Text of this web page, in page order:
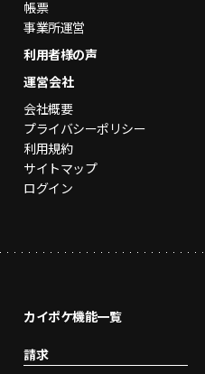
帳票
事業所運営
利用者様の声
運営会社
会社概要
プライバシーポリシー
利用規約
サイトマップ
ログイン
カイポケ機能一覧
請求